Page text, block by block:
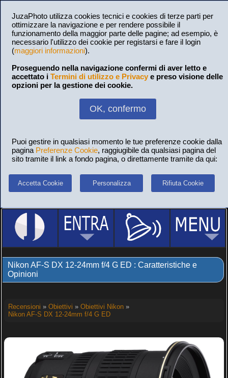
JuzaPhoto utilizza cookies tecnici e cookies di terze parti per
ottimizzare la navigazione e per rendere possibile il
funzionamento della maggior parte delle pagine; ad esempio, è
necessario l'utilizzo dei cookie per registarsi e fare il login
(maggiori informazioni).
Proseguendo nella navigazione confermi di aver letto e
accettato i Termini di utilizzo e Privacy e preso visione delle
opzioni per la gestione dei cookie.
OK, confermo
Puoi gestire in qualsiasi momento le tue preferenze cookie dalla
pagina Preferenze Cookie, raggiugibile da qualsiasi pagina del
sito tramite il link a fondo pagina, o direttamente tramite da qui:
Accetta Cookie Personalizza Rifiuta Cookie
Nikon AF-S DX 12-24mm f/4 G ED : Caratteristiche e
Opinioni
Recensioni » Obiettivi » Obiettivi Nikon»
Nikon AF-S DX 12-24mm f/4 G ED